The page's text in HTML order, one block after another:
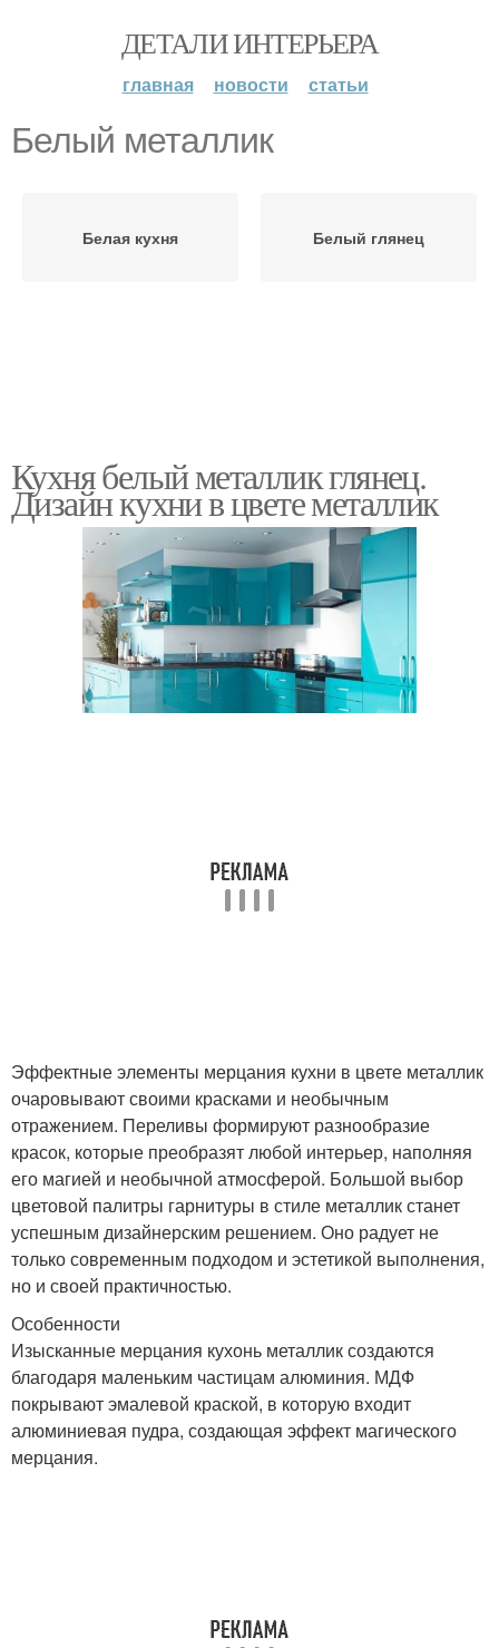
ДЕТАЛИ ИНТЕРЬЕРА
главная новости статьи
Белый металлик
Белая кухня Белый глянец
Кухня белый металлик глянец.
Дизайн кухни в цвете металлик
Эффектные элементы мерцания кухни в цвете металлик
очаровывают своими красками и необычным
отражением. Переливы формируют разнообразие
красок, которые преобразят любой интерьер, наполняя
его магией и необычной атмосферой. Большой выбор
цветовой палитры гарнитуры в стиле металлик станет
успешным дизайнерским решением. Оно радует не
только современным подходом и эстетикой выполнения,
но и своей практичностью.
Особенности
Изысканные мерцания кухонь металлик создаются
благодаря маленьким частицам алюминия. МДФ
покрывают эмалевой краской, в которую входит
алюминиевая пудра, создающая эффект магического
мерцания.